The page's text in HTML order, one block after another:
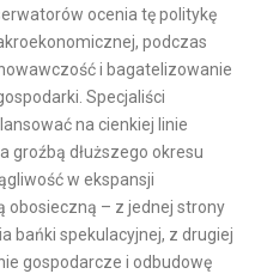
ocenia tę politykę
podczas
i bagatelizowanie
Specjaliści
na cienkiej linie
groźbą dłuższego okresu
w ekspansji
obosieczną – z jednej strony
bańki spekulacyjnej, z drugiej
gospodarcze i odbudowę